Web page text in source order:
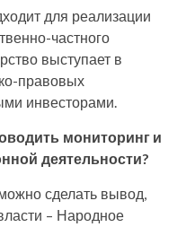
для реализации
частного
выступает в
правовых
инвесторами.
мониторинг и
деятельности?
сделать вывод,
– Народное